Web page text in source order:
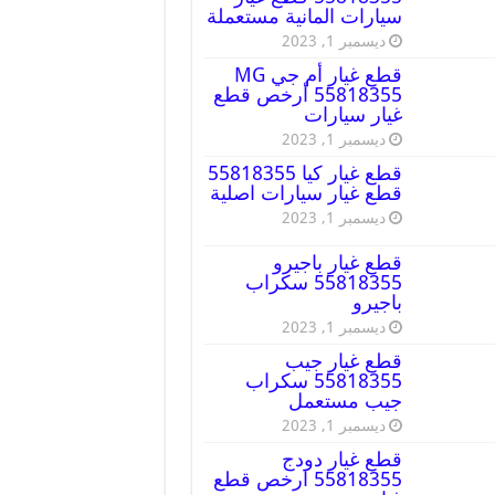
سيارات المانية مستعملة
ديسمبر 1, 2023
قطع غيار أم جي MG
55818355 أرخص قطع
غيار سيارات
ديسمبر 1, 2023
قطع غيار كيا 55818355
قطع غيار سيارات اصلية
ديسمبر 1, 2023
قطع غيار باجيرو
55818355 سكراب
باجيرو
ديسمبر 1, 2023
قطع غيار جيب
55818355 سكراب
جيب مستعمل
ديسمبر 1, 2023
قطع غيار دودج
55818355 ارخص قطع